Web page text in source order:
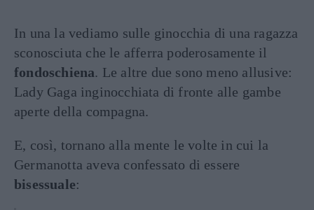
In una la vediamo sulle ginocchia di una ragazza
sconosciuta che le afferra poderosamente il
fondoschiena. Le altre due sono meno allusive:
Lady Gaga inginocchiata di fronte alle gambe
aperte della compagna.
E, così, tornano alla mente le volte in cui la
Germanotta aveva confessato di essere
bisessuale: